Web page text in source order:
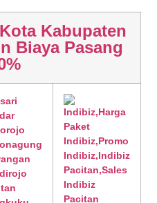
Kabupaten
Biaya Pasang